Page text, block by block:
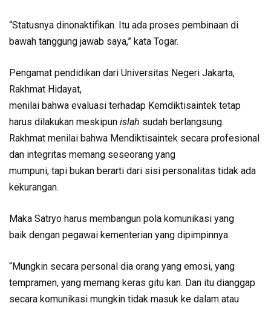
“Statusnya dinonaktifikan. Itu ada proses pembinaan di
bawah tanggung jawab saya,” kata Togar.
Pengamat pendidikan dari Universitas Negeri Jakarta,
Rakhmat Hidayat,
menilai bahwa evaluasi terhadap Kemdiktisaintek tetap
harus dilakukan meskipun islah sudah berlangsung.
Rakhmat menilai bahwa Mendiktisaintek secara profesional
dan integritas memang seseorang yang
mumpuni, tapi bukan berarti dari sisi personalitas tidak ada
kekurangan.
Maka Satryo harus membangun pola komunikasi yang
baik dengan pegawai kementerian yang dipimpinnya.
“Mungkin secara personal dia orang yang emosi, yang
tempramen, yang memang keras gitu kan. Dan itu dianggap
secara komunikasi mungkin tidak masuk ke dalam atau